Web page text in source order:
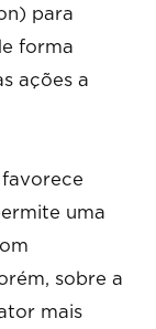
para
forma
ações a
uma
sobre a
mais